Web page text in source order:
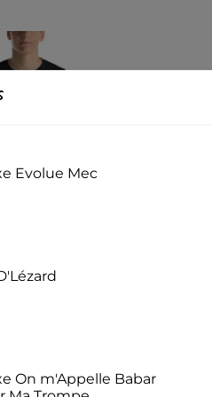
Tireur des
Evolue Mec
On m'Appelle Babar